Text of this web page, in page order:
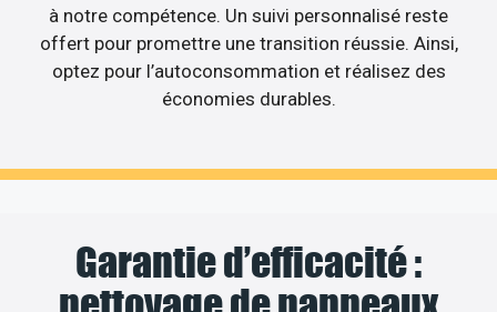
à notre compétence. Un suivi personnalisé reste
offert pour promettre une transition réussie. Ainsi,
optez pour l’autoconsommation et réalisez des
économies durables.
Garantie d’efficacité :